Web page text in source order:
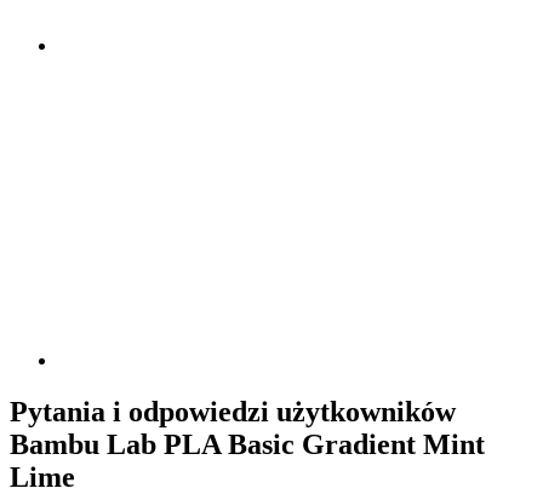
Pytania i odpowiedzi użytkowników
Bambu Lab PLA Basic Gradient Mint
Lime